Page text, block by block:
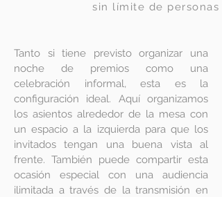
sin límite de personas
Tanto si tiene previsto organizar una
noche de premios como una
celebración informal, esta es la
configuración ideal. Aquí organizamos
los asientos alrededor de la mesa con
un espacio a la izquierda para que los
invitados tengan una buena vista al
frente. También puede compartir esta
ocasión especial con una audiencia
ilimitada a través de la transmisión en